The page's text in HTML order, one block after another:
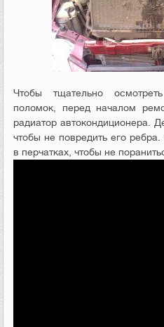
Чтобы тщательно
поломок, перед началом
радиатор автокондиционера.
чтобы не повредить его
в перчатках, чтобы не